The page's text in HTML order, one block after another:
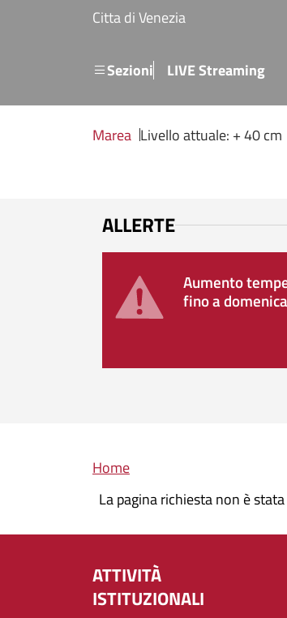
Salta al contenuto principale
Citta di Venezia
SezioniMenu secondario
LIVE Streaming
Marea Livello attuale: + 40 cm
ALLERTE
Aumento
fino a
Briciole di pane
Home
La pagina richiesta non è
ATTIVITÀ
ISTITUZIONALI